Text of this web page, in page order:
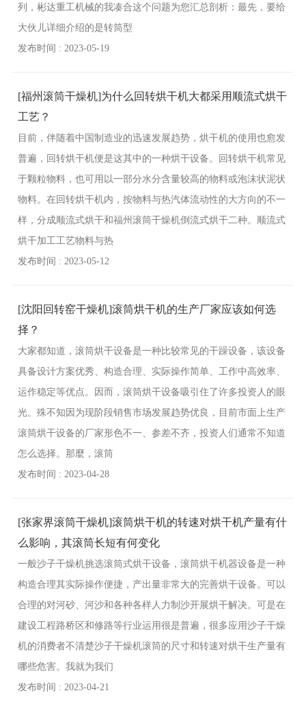
列，彬达重工机械的我凑合这个问题为您汇总剖析：最先，要给
大伙儿详细介绍的是转筒型
发布时间 : 2023-05-19
[福州滚筒干燥机]为什么回转烘干机大都采用顺流式烘干
工艺？
目前，伴随着中国制造业的迅速发展趋势，烘干机的使用也愈发
普遍，回转烘干机便是这其中的一种烘干设备。回转烘干机常见
于颗粒物料，也可用以一部分水分含量较高的物料或泡沫状泥状
物料。在回转烘干机内，按物料与热汽体流动性的大方向的不一
样，分成顺流式烘干和福州滚筒干燥机倒流式烘干二种。顺流式
烘干加工工艺物料与热
发布时间 : 2023-05-12
[沈阳回转窑干燥机]滚筒烘干机的生产厂家应该如何选
择？
大家都知道，滚筒烘干设备是一种比较常见的干躁设备，该设备
具备设计方案优秀、构造合理、实际操作简单、工作中高效率、
运作稳定等优点。因而，滚筒烘干设备吸引住了许多投资人的眼
光。殊不知因为现阶段销售市场发展趋势优良，目前市面上生产
滚筒烘干设备的厂家形色不一、参差不齐，投资人们通常不知道
怎么选择。那麼，滚筒
发布时间 : 2023-04-28
[张家界滚筒干燥机]滚筒烘干机的转速对烘干机产量有什
么影响，其滚筒长短有何变化
一般沙子干燥机挑选滚筒式烘干设备，滚筒烘干机器设备是一种
构造合理其实际操作便捷，产出量非常大的完善烘干设备。可以
合理的对河砂、河沙和各种各样人力制沙开展烘干解决。可是在
建设工程路桥区和修路等行业运用很是普遍，很多应用沙子干燥
机的消费者不清楚沙子干燥机滚筒的尺寸和转速对烘干生产量有
哪些危害。我就为我们
发布时间 : 2023-04-21